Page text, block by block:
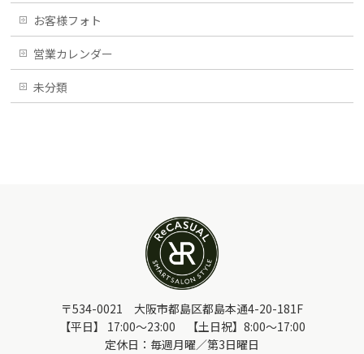
お客様フォト
営業カレンダー
未分類
〒534-0021 大阪市都島区都島本通4-20-181F
【平日】 17:00～23:00 【土日祝】8:00～17:00
定休日：毎週月曜／第3日曜日